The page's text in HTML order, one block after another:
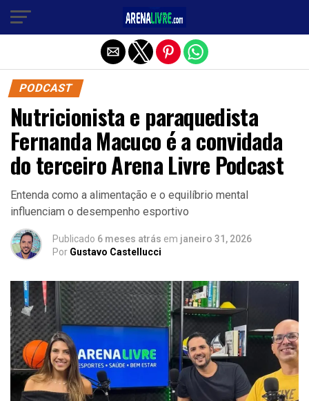
PODCAST
Nutricionista e paraquedista
Fernanda Macuco é a convidada
do terceiro Arena Livre Podcast
Entenda como a alimentação e o equilíbrio mental
influenciam o desempenho esportivo
Publicado 6 meses atrás em janeiro 31, 2026
Por Gustavo Castellucci
Sair da versão mobile